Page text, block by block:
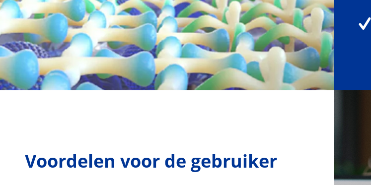
Voordelen voor de gebruiker